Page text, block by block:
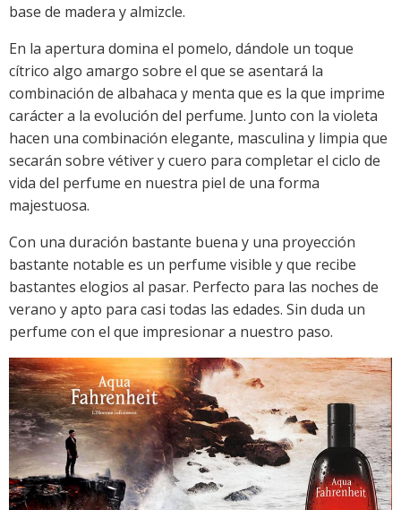
base de madera y almizcle.
En la apertura domina el pomelo, dándole un toque
cítrico algo amargo sobre el que se asentará la
combinación de albahaca y menta que es la que imprime
carácter a la evolución del perfume. Junto con la violeta
hacen una combinación elegante, masculina y limpia que
secarán sobre vétiver y cuero para completar el ciclo de
vida del perfume en nuestra piel de una forma
majestuosa.
Con una duración bastante buena y una proyección
bastante notable es un perfume visible y que recibe
bastantes elogios al pasar. Perfecto para las noches de
verano y apto para casi todas las edades. Sin duda un
perfume con el que impresionar a nuestro paso.